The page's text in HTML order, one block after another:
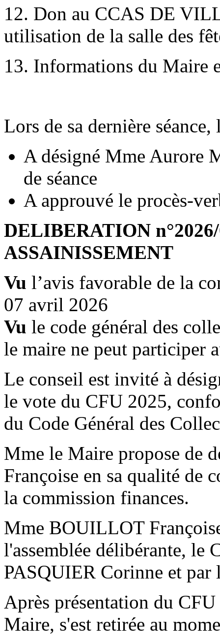
12. Don au CCAS DE
utilisation de la salle des
13. Informations du Maire
Lors de sa dernière
A désigné Mme Aurore
de séance
A approuvé le procès-
DELIBERATION
ASSAINISSEMENT
Vu l’avis favorable de la
07 avril 2026
Vu le code général des
le maire ne peut participer
Le conseil est invité à
le vote du CFU 2025,
du Code Général des
Mme le Maire propose de
Françoise en sa qualité de
la commission finances.
Mme BOUILLOT
l'assemblée délibérante, le
PASQUIER Corinne et
Après présentation du
Maire, s'est retirée au